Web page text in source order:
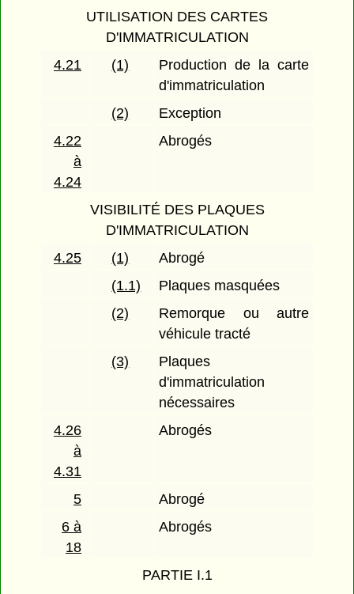
UTILISATION DES CARTES
D'IMMATRICULATION
4.21
(1)
Production de la carte
d'immatriculation
(2)
Exception
4.22
à
4.24
Abrogés
VISIBILITÉ DES PLAQUES
D'IMMATRICULATION
4.25
(1)
Abrogé
(1.1)
Plaques masquées
(2)
Remorque ou autre
véhicule tracté
(3)
Plaques
d'immatriculation
nécessaires
4.26
à
4.31
Abrogés
5
Abrogé
6 à
18
Abrogés
PARTIE I.1